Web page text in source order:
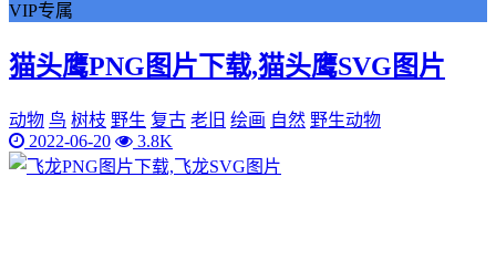
VIP专属
猫头鹰PNG图片下载,猫头鹰SVG图片
动物 鸟 树枝 野生 复古 老旧 绘画 自然 野生动物
2022-06-20
3.8K